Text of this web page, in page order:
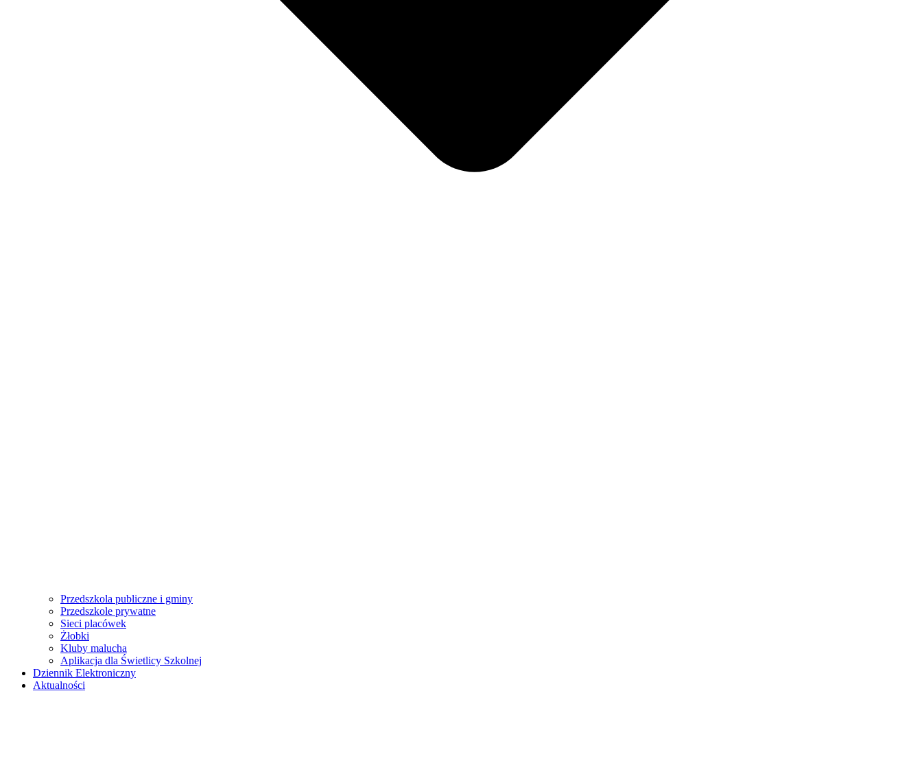
Przedszkola publiczne i gminy
Przedszkole prywatne
Sieci placówek
Żłobki
Kluby malucha
Aplikacja dla Świetlicy Szkolnej
Dziennik Elektroniczny
Aktualności